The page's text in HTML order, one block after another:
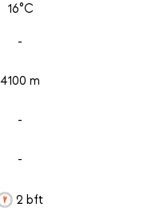
16°C
-
4100 m
-
-
2 bft